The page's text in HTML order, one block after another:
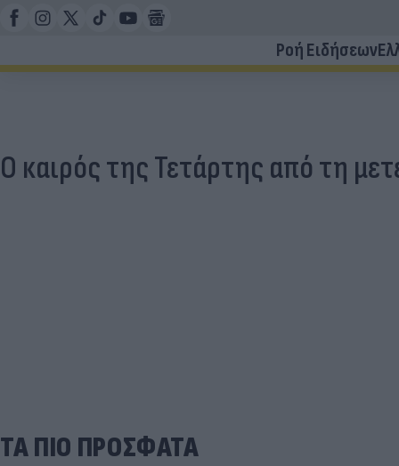
Ροή Ειδήσεων
O καιρός της Τετάρτης από τη
ΤΑ ΠΙΟ ΠΡΟΣΦΑΤΑ